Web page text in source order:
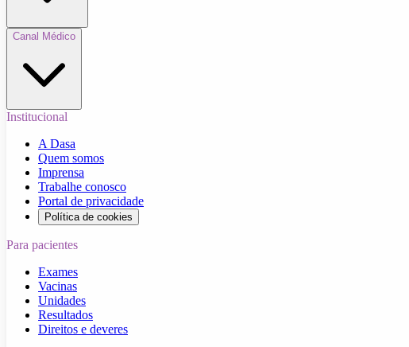
Canal Médico
Institucional
A Dasa
Quem somos
Imprensa
Trabalhe conosco
Portal de privacidade
Política de cookies
Para pacientes
Exames
Vacinas
Unidades
Resultados
Direitos e deveres